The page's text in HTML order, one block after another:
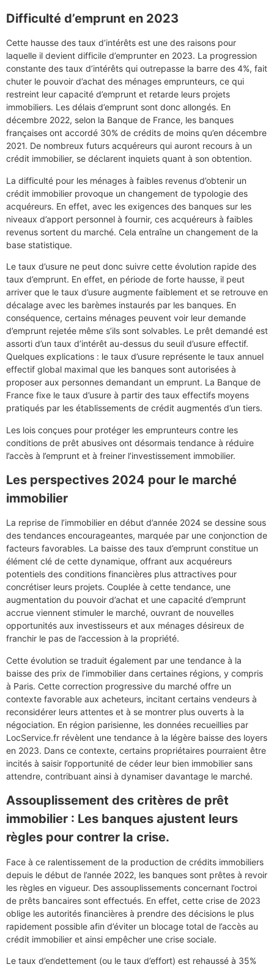
Difficulté d’emprunt en 2023
Cette hausse des taux d’intérêts est une des raisons pour
laquelle il devient difficile d’emprunter en 2023. La progression
constante des taux d’intérêts qui outrepasse la barre des 4%, fait
chuter le pouvoir d’achat des ménages emprunteurs, ce qui
restreint leur capacité d’emprunt et retarde leurs projets
immobiliers. Les délais d’emprunt sont donc allongés. En
décembre 2022, selon la Banque de France, les banques
françaises ont accordé 30% de crédits de moins qu’en décembre
2021. De nombreux futurs acquéreurs qui auront recours à un
crédit immobilier, se déclarent inquiets quant à son obtention.
La difficulté pour les ménages à faibles revenus d’obtenir un
crédit immobilier provoque un changement de typologie des
acquéreurs. En effet, avec les exigences des banques sur les
niveaux d’apport personnel à fournir, ces acquéreurs à faibles
revenus sortent du marché. Cela entraîne un changement de la
base statistique.
Le taux d’usure ne peut donc suivre cette évolution rapide des
taux d’emprunt. En effet, en période de forte hausse, il peut
arriver que le taux d’usure augmente faiblement et se retrouve en
décalage avec les barèmes instaurés par les banques. En
conséquence, certains ménages peuvent voir leur demande
d’emprunt rejetée même s’ils sont solvables. Le prêt demandé est
assorti d’un taux d’intérêt au-dessus du seuil d’usure effectif.
Quelques explications : le taux d’usure représente le taux annuel
effectif global maximal que les banques sont autorisées à
proposer aux personnes demandant un emprunt. La Banque de
France fixe le taux d’usure à partir des taux effectifs moyens
pratiqués par les établissements de crédit augmentés d’un tiers.
Les lois conçues pour protéger les emprunteurs contre les
conditions de prêt abusives ont désormais tendance à réduire
l’accès à l’emprunt et à freiner l’investissement immobilier.
Les perspectives 2024 pour le marché
immobilier
La reprise de l’immobilier en début d’année 2024 se dessine sous
des tendances encourageantes, marquée par une conjonction de
facteurs favorables. La baisse des taux d’emprunt constitue un
élément clé de cette dynamique, offrant aux acquéreurs
potentiels des conditions financières plus attractives pour
concrétiser leurs projets. Couplée à cette tendance, une
augmentation du pouvoir d’achat et une capacité d’emprunt
accrue viennent stimuler le marché, ouvrant de nouvelles
opportunités aux investisseurs et aux ménages désireux de
franchir le pas de l’accession à la propriété.
Cette évolution se traduit également par une tendance à la
baisse des prix de l’immobilier dans certaines régions, y compris
à Paris. Cette correction progressive du marché offre un
contexte favorable aux acheteurs, incitant certains vendeurs à
reconsidérer leurs attentes et à se montrer plus ouverts à la
négociation. En région parisienne, les données recueillies par
LocService.fr révèlent une tendance à la légère baisse des loyers
en 2023. Dans ce contexte, certains propriétaires pourraient être
incités à saisir l’opportunité de céder leur bien immobilier sans
attendre, contribuant ainsi à dynamiser davantage le marché.
Assouplissement des critères de prêt
immobilier : Les banques ajustent leurs
règles pour contrer la crise.
Face à ce ralentissement de la production de crédits immobiliers
depuis le début de l’année 2022, les banques sont prêtes à revoir
les règles en vigueur. Des assouplissements concernant l’octroi
de prêts bancaires sont effectués. En effet, cette crise de 2023
oblige les autorités financières à prendre des décisions le plus
rapidement possible afin d’éviter un blocage total de l’accès au
crédit immobilier et ainsi empêcher une crise sociale.
Le taux d’endettement (ou le taux d’effort) est rehaussé à 35%